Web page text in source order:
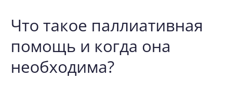
Что такое паллиативная
помощь и когда она
необходима?